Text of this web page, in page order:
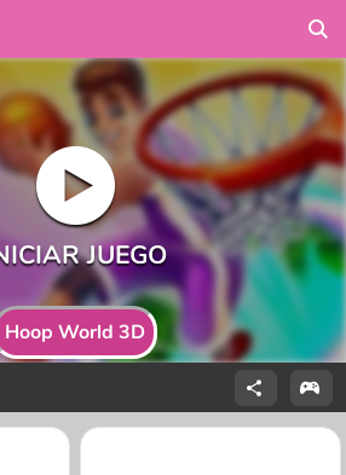
Hoop World 3D